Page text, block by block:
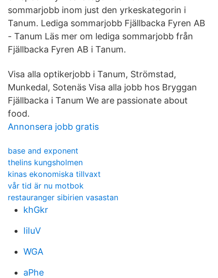
sommarjobb inom just den yrkeskategorin i
Tanum. Lediga sommarjobb Fjällbacka Fyren AB
- Tanum Läs mer om lediga sommarjobb från
Fjällbacka Fyren AB i Tanum.
Visa alla optikerjobb i Tanum, Strömstad,
Munkedal, Sotenäs Visa alla jobb hos Bryggan
Fjällbacka i Tanum We are passionate about
food.
Annonsera jobb gratis
base and exponent
thelins kungsholmen
kinas ekonomiska tillvaxt
vår tid är nu motbok
restauranger sibirien vasastan
khGkr
IiIuV
WGA
aPhe